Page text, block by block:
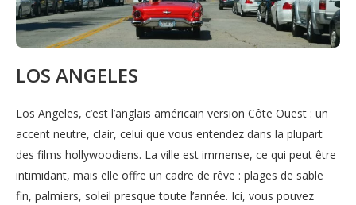
LOS ANGELES
Los Angeles, c’est l’anglais américain version Côte Ouest : un
accent neutre, clair, celui que vous entendez dans la plupart
des films hollywoodiens. La ville est immense, ce qui peut être
intimidant, mais elle offre un cadre de rêve : plages de sable
fin, palmiers, soleil presque toute l’année. Ici, vous pouvez